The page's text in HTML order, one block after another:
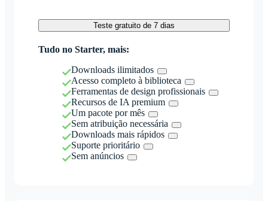
Teste gratuito de 7 dias
Tudo no Starter, mais:
Downloads ilimitados
Acesso completo à biblioteca
Ferramentas de design profissionais
Recursos de IA premium
Um pacote por mês
Sem atribuição necessária
Downloads mais rápidos
Suporte prioritário
Sem anúncios